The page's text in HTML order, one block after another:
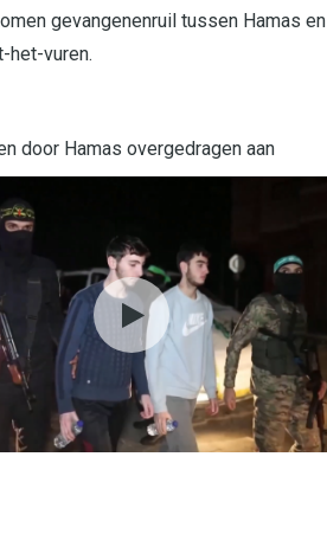
gevangenenruil tussen Hamas en
het-vuren.
door Hamas overgedragen aan